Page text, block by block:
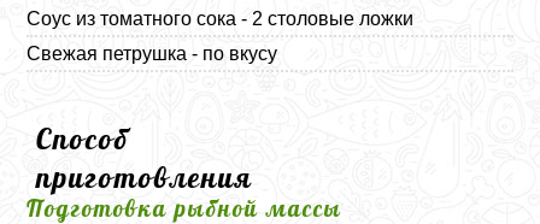
Соус из томатного сока - 2 столовые ложки
Свежая петрушка - по вкусу
Способ
приготовления
Подготовка рыбной массы